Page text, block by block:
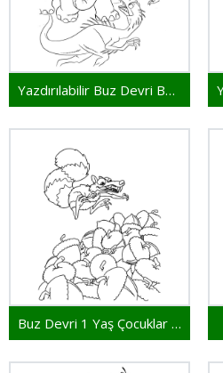
Yazdırılabilir Buz Devri Bedava
Buz Devri 1 Yaş Çocuklar İçin